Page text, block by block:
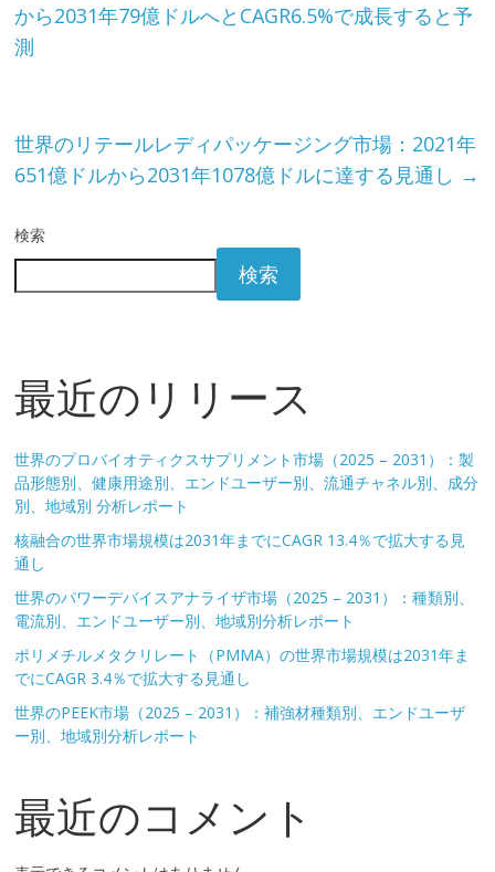
から2031年79億ドルへとCAGR6.5%で成長すると予
測
世界のリテールレディパッケージング市場：2021年
651億ドルから2031年1078億ドルに達する見通し →
検索
検索
最近のリリース
世界のプロバイオティクスサプリメント市場（2025 – 2031）：製
品形態別、健康用途別、エンドユーザー別、流通チャネル別、成分
別、地域別 分析レポート
核融合の世界市場規模は2031年までにCAGR 13.4％で拡大する見
通し
世界のパワーデバイスアナライザ市場（2025 – 2031）：種類別、
電流別、エンドユーザー別、地域別分析レポート
ポリメチルメタクリレート（PMMA）の世界市場規模は2031年ま
でにCAGR 3.4％で拡大する見通し
世界のPEEK市場（2025 – 2031）：補強材種類別、エンドユーザ
ー別、地域別分析レポート
最近のコメント